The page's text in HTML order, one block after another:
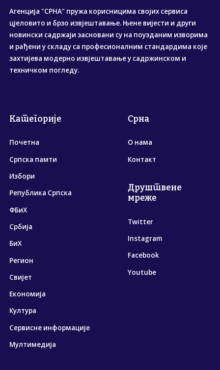
Агенција "СРНА" пружа корисницима својих сервиса
цјеловито и брзо извјештавање. Њене вијести и други
новински садржаји засновани су на поузданим изворима
и рађени у складу са професионалним стандардима које
захтијева модерно извјештавање у садржинском и
техничком погледу.
Категорије
Почетна
Српска памти
Избори
Република Српска
ФБиХ
Србија
БиХ
Регион
Свијет
Економија
Култура
Сервисне информације
Мултимедија
Срна
О нама
Контакт
Друштвене
мреже
Twitter
Instagram
Facebook
Youtube